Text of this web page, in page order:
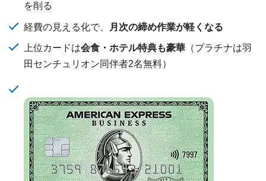
を削る
経費の見える化で、
月次の締め作業が軽くなる
上位カードは会食・ホテル特典も豪華 （プラチナは羽
田センチュリオン同伴者2名無料）